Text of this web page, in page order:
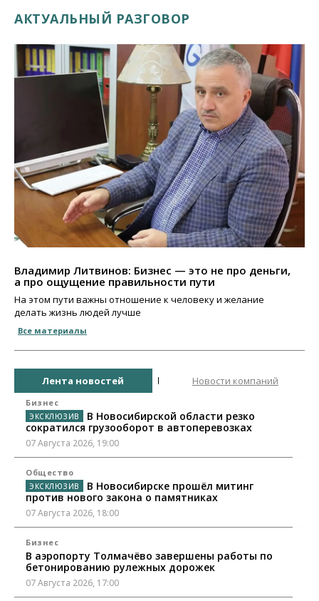
АКТУАЛЬНЫЙ РАЗГОВОР
Владимир Литвинов: Бизнес — это не про деньги,
а про ощущение правильности пути
На этом пути важны отношение к человеку и желание
делать жизнь людей лучше
Все материалы
Лента новостей Новости компаний
Бизнес
В Новосибирской области резко
сократился грузооборот в автоперевозках
07 Августа 2026, 19:00
Общество
В Новосибирске прошёл митинг
против нового закона о памятниках
07 Августа 2026, 18:00
Бизнес
В аэропорту Толмачёво завершены работы по
бетонированию рулежных дорожек
07 Августа 2026, 17:00